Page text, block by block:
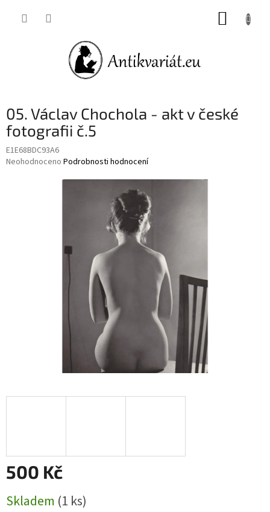
05. Václav Chochola - akt v české
fotografii č.5
E1E68BDC93A6
Průměrné
Neohodnoceno Podrobnosti hodnocení
500 Kč
cena:
Skladem (1 ks)